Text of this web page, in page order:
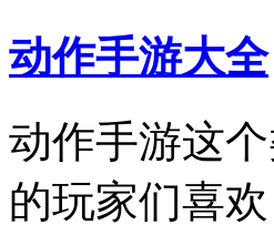
动作手游大全
动作手游这
的玩家们喜